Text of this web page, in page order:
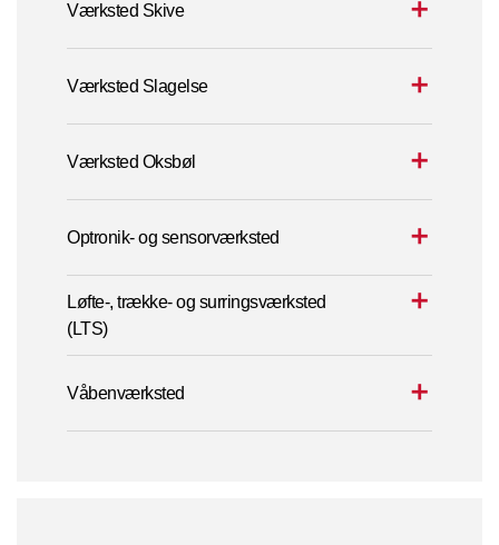
Værksted Skive
Værksted Slagelse
Værksted Oksbøl
Optronik- og sensorværksted
Løfte-, trække- og surringsværksted
(LTS)
Våbenværksted